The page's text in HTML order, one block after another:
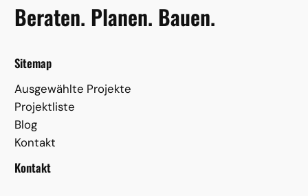
Beraten. Planen. Bauen.
Sitemap
Ausgewählte Projekte
Projektliste
Blog
Kontakt
Kontakt